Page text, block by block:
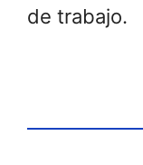
de trabajo.